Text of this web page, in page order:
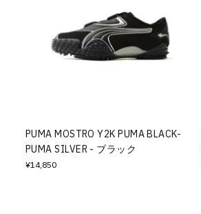
PUMA MOSTRO Y2K PUMA BLACK-
PUMA SILVER - ブラック
¥14,850